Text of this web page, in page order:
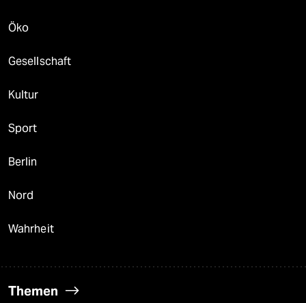
Öko
Gesellschaft
Kultur
Sport
Berlin
Nord
Wahrheit
Themen